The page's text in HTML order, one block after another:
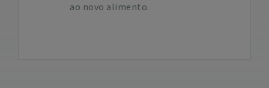
ao novo alimento.